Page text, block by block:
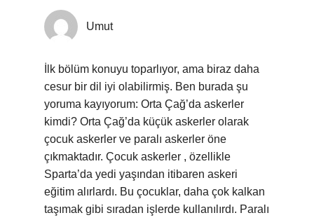
Umut
İlk bölüm konuyu toparlıyor, ama biraz daha
cesur bir dil iyi olabilirmiş. Ben burada şu
yoruma kayıyorum: Orta Çağ’da askerler
kimdi? Orta Çağ’da küçük askerler olarak
çocuk askerler ve paralı askerler öne
çıkmaktadır. Çocuk askerler , özellikle
Sparta’da yedi yaşından itibaren askeri
eğitim alırlardı. Bu çocuklar, daha çok kalkan
taşımak gibi sıradan işlerde kullanılırdı. Paralı